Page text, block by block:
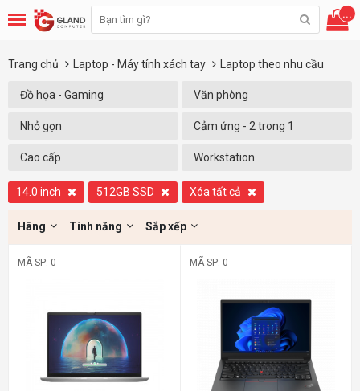
...
Trang chủ Laptop - Máy tính xách tay Laptop theo nhu cầu
Đồ họa - Gaming Văn phòng
Nhỏ gọn Cảm ứng - 2 trong 1
Cao cấp Workstation
14.0 inch 512GB SSD Xóa tất cả
Hãng Tính năng Sắp xếp
MÃ SP: 0 MÃ SP: 0